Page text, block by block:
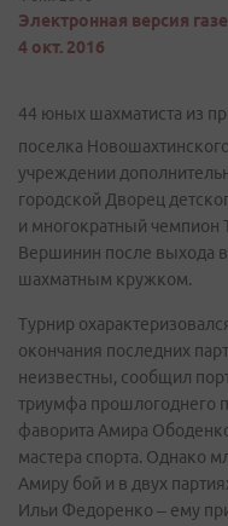
Электронная версия
4 окт. 2016
44 юных шахматиста из
поселка
учреждении
городской Дворец
и многократный чемпион
Вершинин после выхода в
шахматным кружком.
Турнир
окончания последних
неизвестны, сообщил
триумфа прошлогоднего
фаворита Амира
мастера спорта. Однако
Амиру бой и в двух
Ильи Федоренко – ему